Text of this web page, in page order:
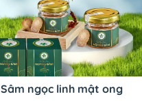
Sâm ngọc linh mật ong